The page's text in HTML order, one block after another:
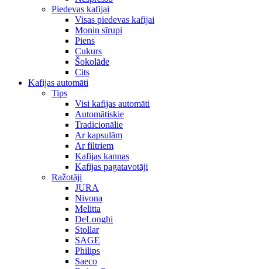
Piedevas kafijai
Visas piedevas kafijai
Monin sīrupi
Piens
Cukurs
Šokolāde
Cits
Kafijas automāti
Tips
Visi kafijas automāti
Automātiskie
Tradicionālie
Ar kapsulām
Ar filtriem
Kafijas kannas
Kafijas pagatavotāji
Ražotāji
JURA
Nivona
Melitta
DeLonghi
Stollar
SAGE
Philips
Saeco